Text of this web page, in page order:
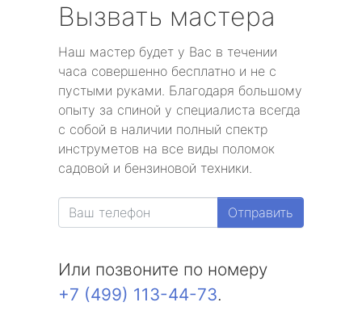
Вызвать мастера
Наш мастер будет у Вас в течении
часа совершенно бесплатно и не с
пустыми руками. Благодаря большому
опыту за спиной у специалиста всегда
с собой в наличии полный спектр
инструметов на все виды поломок
садовой и бензиновой техники.
Отправить
Или позвоните по номеру
+7 (499) 113-44-73.